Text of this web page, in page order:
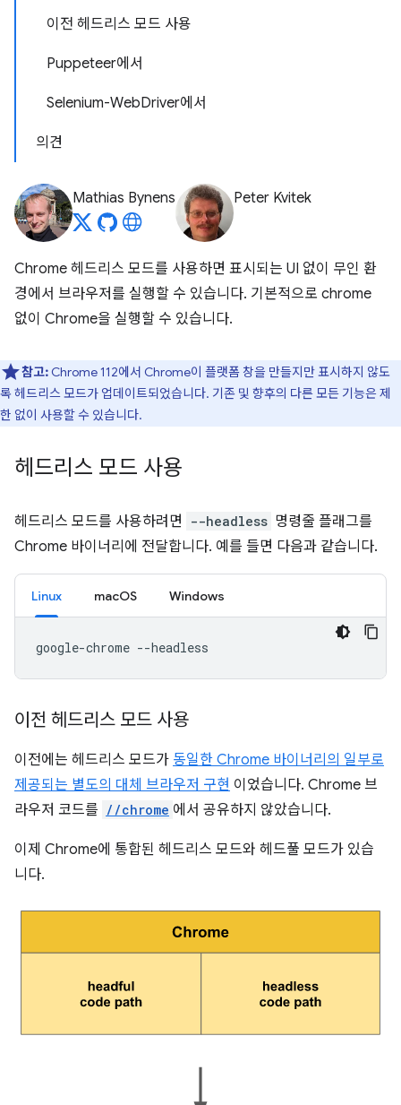
이전 헤드리스 모드 사용
Puppeteer에서
Selenium-WebDriver에서
의견
Mathias Bynens Peter Kvitek
Chrome 헤드리스 모드를 사용하면 표시되는 UI 없이 무인 환
경에서 브라우저를 실행할 수 있습니다. 기본적으로 chrome
없이 Chrome을 실행할 수 있습니다.
참고: Chrome 112에서 Chrome이 플랫폼 창을 만들지만 표시하지 않도
록 헤드리스 모드가 업데이트되었습니다. 기존 및 향후의 다른 모든 기능은 제
한 없이 사용할 수 있습니다.
헤드리스 모드 사용
헤드리스 모드를 사용하려면 --headless 명령줄 플래그를
Chrome 바이너리에 전달합니다. 예를 들면 다음과 같습니다.
Linux macOS Windows
google-chrome
이전 헤드리스 모드 사용
이전에는 헤드리스 모드가 동일한 Chrome 바이너리의 일부로
제공되는 별도의 대체 브라우저 구현 이었습니다. Chrome 브
라우저 코드를 //chrome 에서 공유하지 않았습니다.
이제 Chrome에 통합된 헤드리스 모드와 헤드풀 모드가 있습
니다.